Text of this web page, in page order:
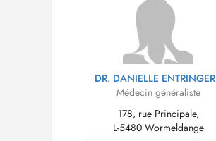
DR. DANIELLE ENTRINGER
Médecin généraliste
178, rue Principale,
L-5480 Wormeldange